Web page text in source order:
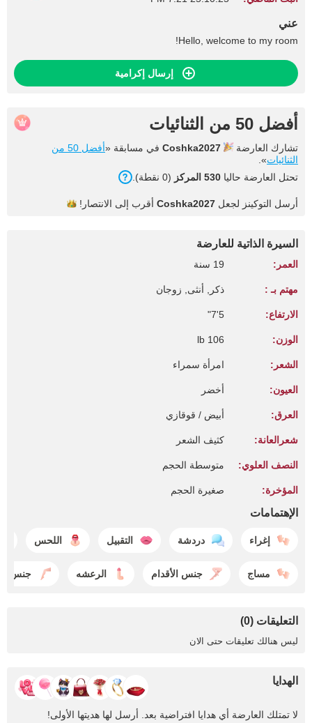
عني
Hello, welcome to my room!
إرسال إكرامية
أفضل 50 من الثنائيات
تشارك العارضة Coshka2027 في مسابقة «
أفضل 50 من
الثنائيات».
تحتل العارضة حاليا 530 المركز (0 نقطة).
أرسل التوكينز لجعل Coshka2027 أقرب إلى الانتصار!
السيرة الذاتية للعارضة
العمر: 19 سنة
مهتم بـ : ذكر, أنثى, زوجان
الارتفاع: 5'7"
الوزن: 106 lb
الشعر: امرأة سمراء
العيون: أخضر
العرق: أبيض / قوقازي
شعرالعانة: كثيف الشعر
النصف العلوي: متوسطة الحجم
المؤخرة: صغيرة الحجم
الإهتمامات
إغراء دردشة التقبيل اللحس
مساج جنس الأقدام الرعشه جنس
التعليقات (0)
ليس هنالك تعليقات حتى الان
الهدايا
لا تمتلك العارضة أي هدايا افتراضية بعد. أرسل لها هديتها الأولى!